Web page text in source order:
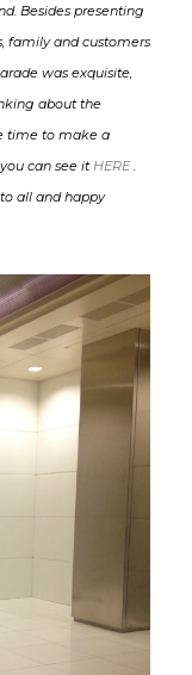
Besides presenting
family and customers
was exquisite,
about the
time to make a
can see itHERE.
all and happy